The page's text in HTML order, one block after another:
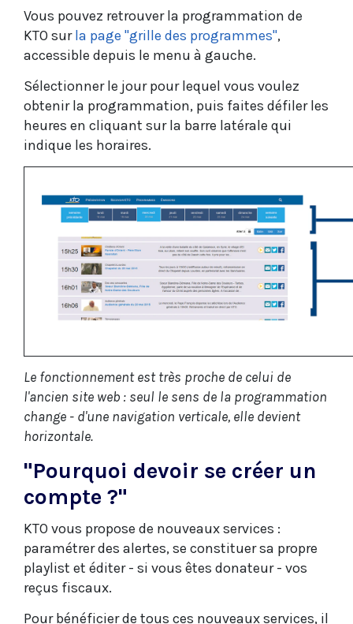
Vous pouvez retrouver la programmation de
KTO surla page "grille des programmes",
accessible depuis le menu à gauche.
Sélectionner le jour pour lequel vous voulez
obtenir la programmation, puis faites défiler les
heures en cliquant sur la barre latérale qui
indique les horaires.
Le fonctionnement est très proche de celui de
l'ancien site web : seul le sens de la programmation
change - d'une navigation verticale, elle devient
horizontale.
"Pourquoi devoir se créer un
compte ?"
KTO vous propose de nouveaux services :
paramétrer des alertes, se constituer sa propre
playlist et éditer - si vous êtes donateur - vos
reçus fiscaux.
Pour bénéficier de tous ces nouveaux services, il